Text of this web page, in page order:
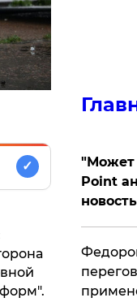
✓
"Может
Point